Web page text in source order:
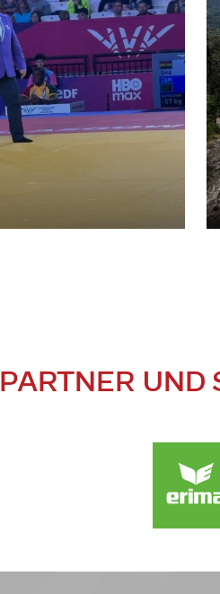
PARTNER UND